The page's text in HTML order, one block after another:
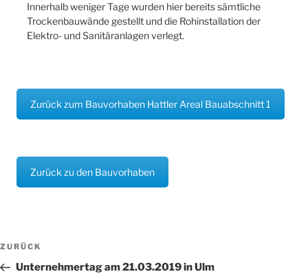
Innerhalb weniger Tage wurden hier bereits sämtliche
Trockenbauwände gestellt und die Rohinstallation der
Elektro- und Sanitäranlagen verlegt.
Zurück zum Bauvorhaben Hattler Areal Bauabschnitt 1
Zurück zu den Bauvorhaben
Beitragsnavigation
Vorheriger
Beitrag
ZURÜCK
Unternehmertag am 21.03.2019 in Ulm